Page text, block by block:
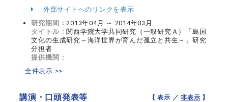
外部サイトへのリンクを表示
研究期間： 2013年04月 ～ 2014年03月
タイトル： 関西学院大学共同研究（一般研究Ａ）「島国
文化の生成研究～海洋世界が育んだ孤立と共生～」研究
分担者
提供機関：
全件表示 >>
講演・口頭発表等 【 表示 ／非表示 】